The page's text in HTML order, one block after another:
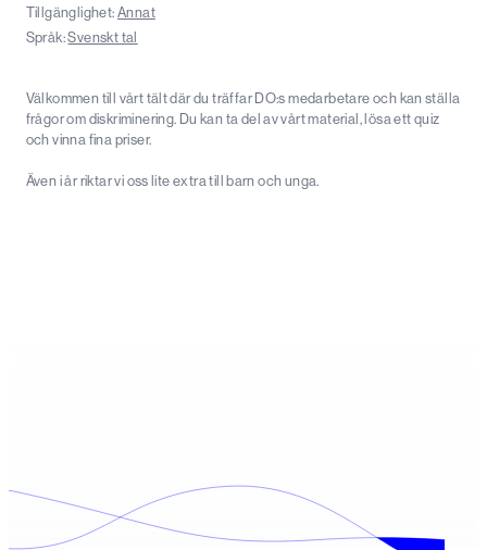
Tillgänglighet:Annat
Språk:Svenskt tal
Välkommen till vårt tält där du träffar DO:s medarbetare och kan ställa
frågor om diskriminering. Du kan ta del av vårt material, lösa ett quiz
och vinna fina priser.
Även i år riktar vi oss lite extra till barn och unga.